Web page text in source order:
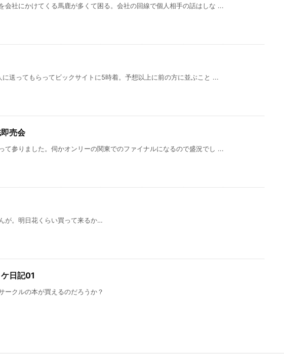
会社にかけてくる馬鹿が多くて困る。会社の回線で個人相手の話はしな ...
送ってもらってビックサイトに5時着。予想以上に前の方に並ぶこと ...
売会
て参りました。伺かオンリーの関東でのファイナルになるので盛況でし ...
が。明日花くらい買って来るか…
日記01
ークルの本が買えるのだろうか？